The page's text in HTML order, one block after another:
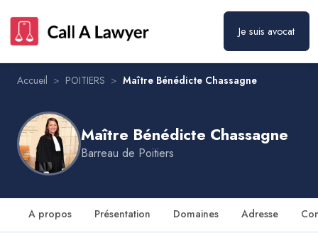
Je suis avocat
Maître Bénédicte Chassagne
Accueil > POITIERS > Maître Bénédicte Chassagne
Maître Bénédicte Chassagne
Barreau de Poitiers
A propos Présentation Domaines Adresse